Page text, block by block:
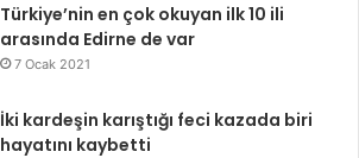
Türkiye’nin en çok okuyan ilk 10 ili
arasında Edirne de var
7 Ocak 2021
İki kardeşin karıştığı feci kazada biri
hayatını kaybetti